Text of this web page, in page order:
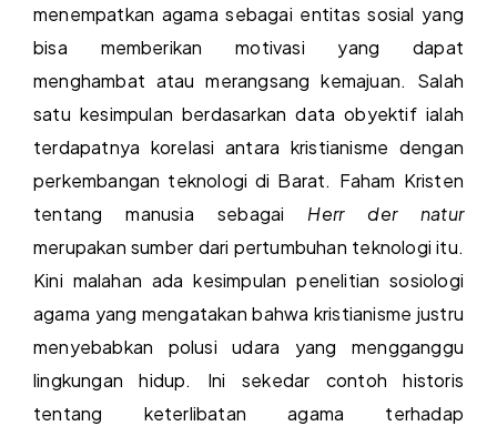
menempatkan agama sebagai entitas sosial yang
bisa memberikan motivasi yang dapat
menghambat atau merangsang kemajuan. Salah
satu kesimpulan berdasarkan data obyektif ialah
terdapatnya korelasi antara kristianisme dengan
perkembangan teknologi di Barat. Faham Kristen
tentang manusia sebagai Herr der natur
merupakan sumber dari pertumbuhan teknologi itu.
Kini malahan ada kesimpulan penelitian sosiologi
agama yang mengatakan bahwa kristianisme justru
menyebabkan polusi udara yang mengganggu
lingkungan hidup. Ini sekedar contoh historis
tentang keterlibatan agama terhadap